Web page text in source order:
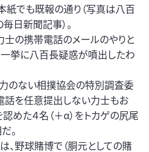
でも既報の通り（写真は八百
日新聞記事）。
の携帯電話のメールのやりと
一挙に八百長疑惑が噴出したわ
のない相撲協会の特別調査委
話を任意提出しない力士もお
めた４名（＋α）をトカゲの尻尾
。
、野球賭博で（胴元としての賭